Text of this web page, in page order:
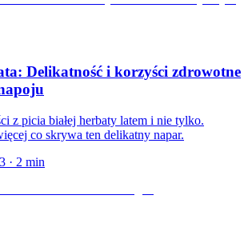
Delikatność i korzyści zdrowotne
z picia białej herbaty latem i nie tylko.
co skrywa ten delikatny napar.
· 2 min